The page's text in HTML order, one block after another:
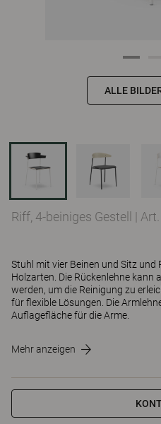
ALLE
Riff, 4-beiniges Gestell |
Stuhl mit vier Beinen und Sitz und
Holzarten. Die Rückenlehne kann
werden, um die Reinigung zu
für flexible Lösungen. Die
Auflagefläche für die Arme.
Mehr anzeigen